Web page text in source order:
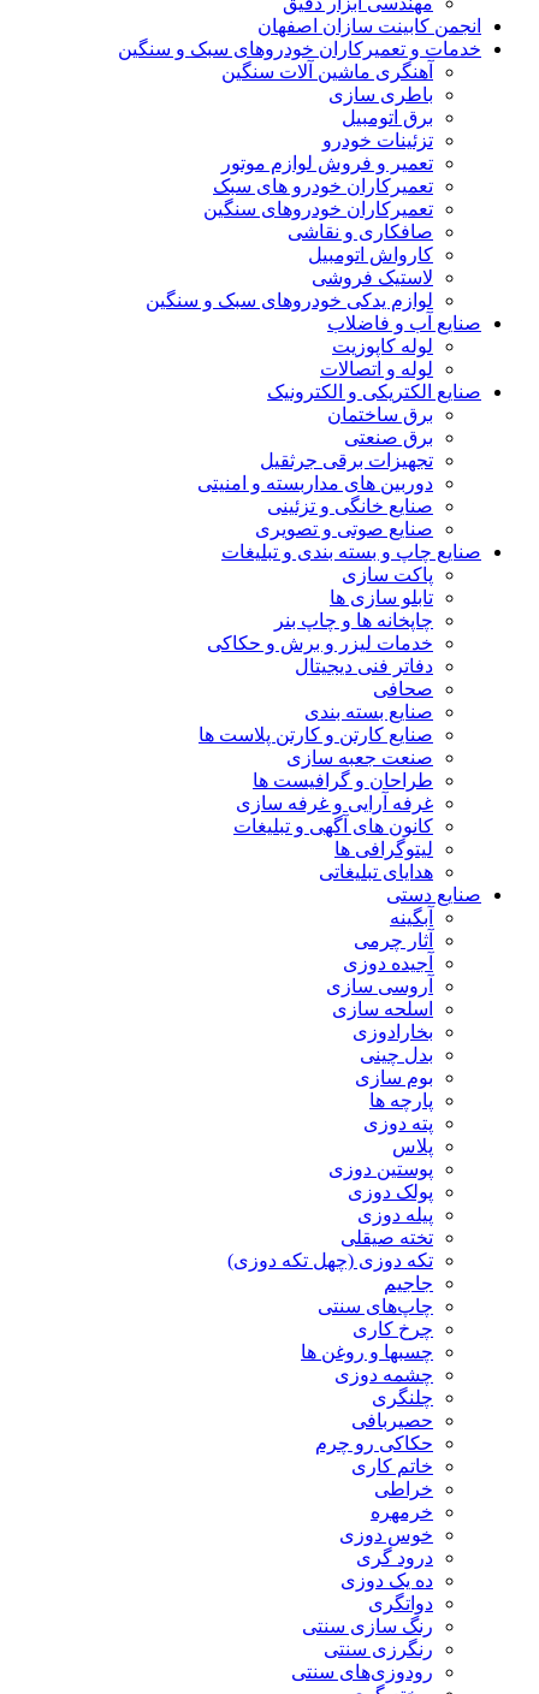
انجمن کابینت سازان اصفهان
خدمات و تعمیرکاران خودروهای سبک و سنگین
آهنگری ماشین آلات سنگین
باطری سازی
برق اتومبیل
تزئینات خودرو
تعمیر و فروش لوازم موتور
تعمیرکاران خودرو های سبک
تعمیرکاران خودروهای سنگین
صافکاری و نقاشی
کارواش اتومبیل
لاستیک فروشی
لوازم یدکی خودروهای سبک و سنگین
صنایع آب و فاضلاب
لوله کاپوزیت
لوله و اتصالات
صنایع الکتریکی و الکترونیک
برق ساختمان
برق صنعتی
تجهیزات برقی جرثقیل
دوربین های مداربسته و امنیتی
صنایع خانگی و تزئینی
صنایع صوتی و تصویری
صنایع چاپ و بسته بندی و تبلیغات
پاکت سازی
تابلو سازی ها
چاپخانه ها و چاپ بنر
خدمات لیزر و برش و حکاکی
دفاتر فنی دیجیتال
صحافی
صنایع بسته بندی
صنایع کارتن و کارتن پلاست ها
صنعت جعبه سازی
طراحان و گرافیست ها
غرفه آرایی و غرفه سازی
کانون های آگهی و تبلیغات
لیتوگرافی ها
هدایای تبلیغاتی
صنایع دستی
آبگینه
آثار چرمی
آجیده دوزی
آروسی سازی
اسلحه سازی
بخارادوزی
بدل چینی
بوم سازی
پارچه ها
پته دوزی
پلاس
پوستین دوزی
پولک دوزی
پیله دوزی
تخته صیقلی
تکه دوزی (چهل تکه دوزی)
جاجیم
چاپ‌های سنتی
چرخ کاری
چسبها و روغن ها
چشمه دوزی
چلنگری
حصیربافی
حکاکی رو چرم
خاتم کاری
خراطی
خرمهره
خوس دوزی
درود گری
ده یک دوزی
دواتگری
رنگ سازی سنتی
رنگرزی سنتی
رودوزی‌های سنتی